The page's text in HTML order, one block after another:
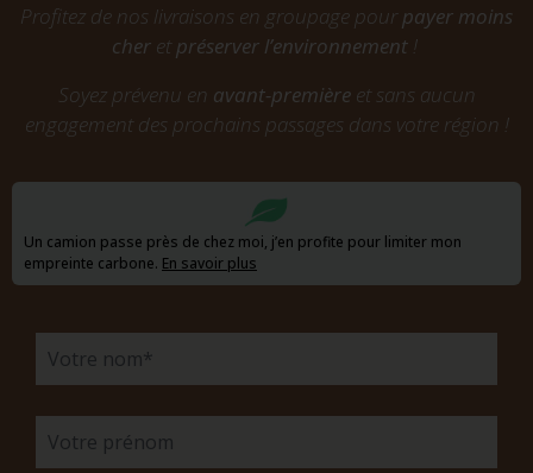
Profitez de nos livraisons en groupage pourpayer moins
cheret préserver l’environnement!
Soyez prévenu en avant-premièreet sans aucun
engagement des prochains passages dans votre région !
Un camion passe près de chez moi, j’en profite pour limiter mon
empreinte carbone. En savoir plus